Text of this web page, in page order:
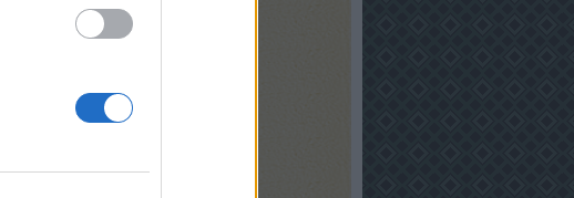
Vasárnap, A
bujdosó lány